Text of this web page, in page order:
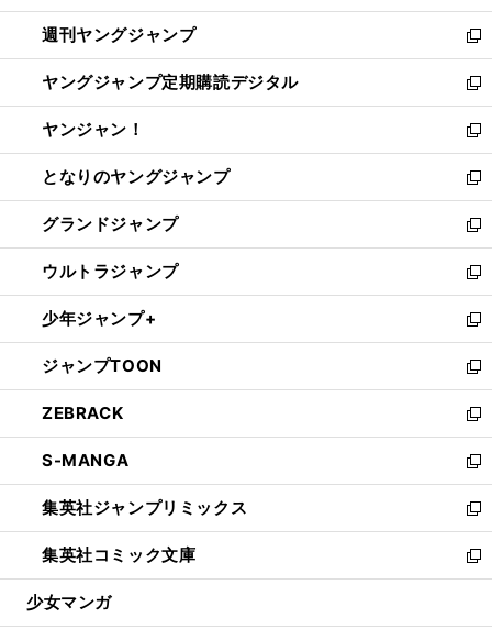
開
く
ウ
で
開
く
ン
ド
ウ
で
開
く
ウ
ィ
ン
ド
ウ
で
開
く
週刊ヤングジャンプ
新
し
い
ウ
ィ
ン
ド
ウ
で
開
く
ヤングジャンプ定期購読デジタル
新
し
い
ウ
ィ
ン
ド
ウ
で
開
く
ヤンジャン！
新
し
い
ウ
ィ
ン
ド
ウ
で
開
く
となりのヤングジャンプ
新
し
い
ウ
ィ
ン
ド
ウ
で
開
く
グランドジャンプ
新
し
い
ウ
ィ
ン
ド
ウ
で
開
く
ウルトラジャンプ
新
し
い
ウ
ィ
ン
ド
ウ
で
開
く
少年ジャンプ+
新
し
い
ウ
ィ
ン
ド
ウ
で
開
く
ジャンプTOON
新
し
い
ウ
ィ
ン
ド
ウ
で
開
ZEBRACK
新
し
い
ウ
ィ
ン
ド
ウ
開
S-MANGA
新
し
い
ウ
ィ
ン
ウ
集英社ジャンプリミックス
新
し
い
ウ
ン
集英社コミック文庫
新
し
ウ
少女マンガ